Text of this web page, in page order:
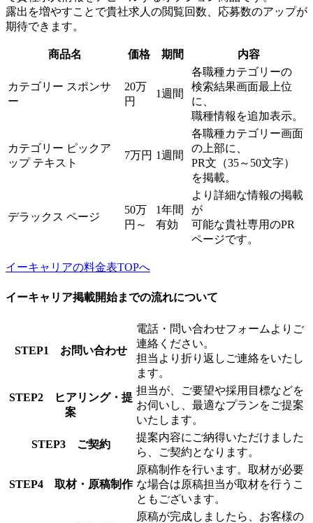
露出を増やすことで貴社求人の閲覧回数、応募数のアップが
期待できます。
商品名 価格 期間 内容
カテゴリー スポンサ
ー
20万
円
1週間
各職種カテゴリーの
検索結果画面最上位
に、
職種情報を追加表示。
カテゴリー ピックア
ップ テキスト
7万円 1週間
各職種カテゴリー画面
の上部に、
PR文（35～50文字）
を掲載。
デラックス ページ
50万
円～
1年間
有効
より詳細な情報の掲載
が
可能な貴社専用のPR
ページです。
イーキャリアの料金表TOPへ
イーキャリア掲載開始までの流れについて
STEP1 お問い合わせ
電話・問い合わせフォームよりご
連絡ください。
担当より折り返しご連絡をいたし
ます。
STEP2 ヒアリング・提
案
担当が、ご要望や採用目標などを
お伺いし、最適なプランをご提案
いたします。
STEP3 ご契約
提案内容にご納得いただけました
ら、ご契約となります。
STEP4 取材・原稿制作
原稿制作を行います。取材が必要
な場合は原稿担当が取材を行うこ
ともございます。
原稿が完成しましたら、お客様の